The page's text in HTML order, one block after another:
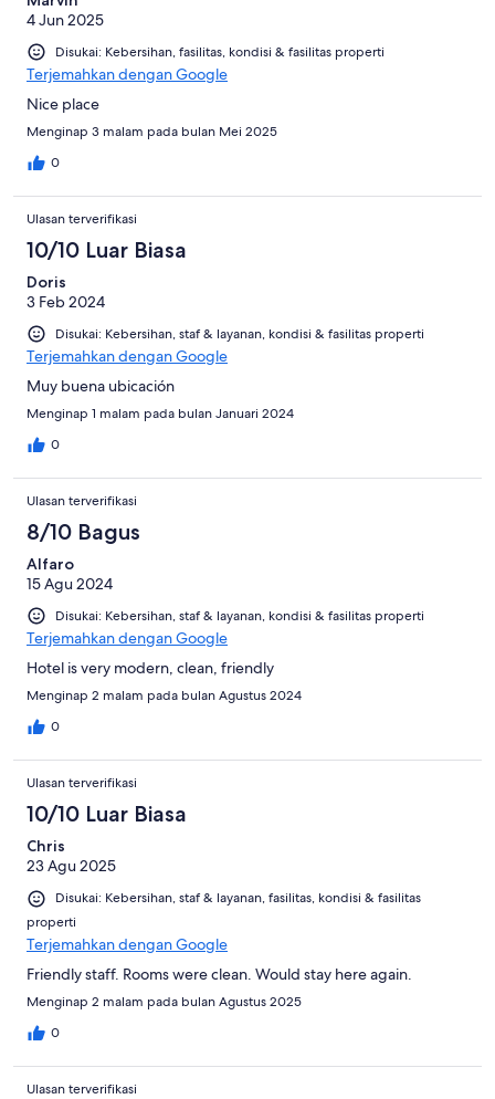
4 Jun 2025
Disukai: Kebersihan, fasilitas, kondisi & fasilitas properti
Terjemahkan dengan Google
Nice place
Menginap 3 malam pada bulan Mei 2025
0
Ulasan terverifikasi
10/10 Luar Biasa
Doris
3 Feb 2024
Disukai: Kebersihan, staf & layanan, kondisi & fasilitas properti
Terjemahkan dengan Google
Muy buena ubicación
Menginap 1 malam pada bulan Januari 2024
0
Ulasan terverifikasi
8/10 Bagus
Alfaro
15 Agu 2024
Disukai: Kebersihan, staf & layanan, kondisi & fasilitas properti
Terjemahkan dengan Google
Hotel is very modern, clean, friendly
Menginap 2 malam pada bulan Agustus 2024
0
Ulasan terverifikasi
10/10 Luar Biasa
Chris
23 Agu 2025
Disukai: Kebersihan, staf & layanan, fasilitas, kondisi & fasilitas
properti
Terjemahkan dengan Google
Friendly staff. Rooms were clean. Would stay here again.
Menginap 2 malam pada bulan Agustus 2025
0
Ulasan terverifikasi